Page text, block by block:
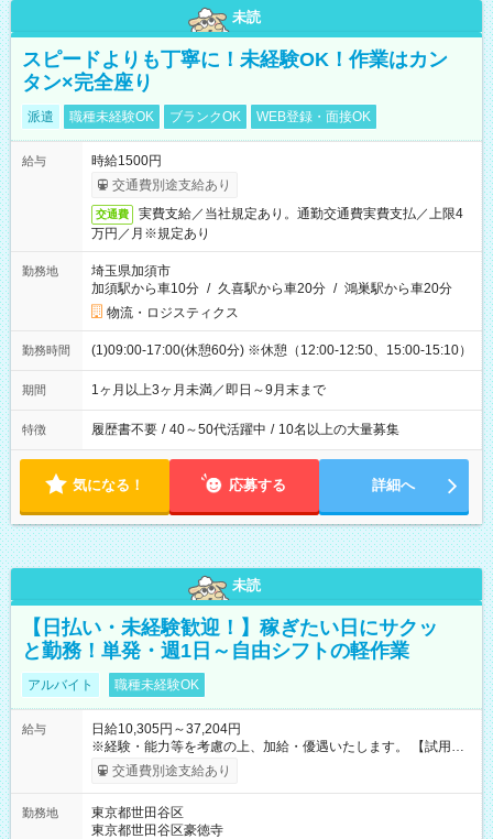
未読
スピードよりも丁寧に！未経験OK！作業はカン
タン×完全座り
派遣 職種未経験OK ブランクOK WEB登録・面接OK
給与
時給1500円
交通費別途支給あり
交通費
実費支給／当社規定あり。通勤交通費実費支払／上限4
万円／月※規定あり
勤務地
埼玉県加須市
加須駅から車10分 / 久喜駅から車20分 / 鴻巣駅から車20分
物流・ロジスティクス
勤務時間 (1)09:00-17:00(休憩60分) ※休憩（12:00-12:50、15:00-15:10）
期間 1ヶ月以上3ヶ月未満／即日～9月末まで
特徴 履歴書不要 / 40～50代活躍中 / 10名以上の大量募集
気になる！ 応募する 詳細へ
未読
【日払い・未経験歓迎！】稼ぎたい日にサクッ
と勤務！単発・週1日～自由シフトの軽作業
アルバイト 職種未経験OK
給与
日給10,305円～37,204円
※経験・能力等を考慮の上、加給・優遇いたします。 【試用期
間】試用期間なし
交通費別途支給あり
勤務地
東京都世田谷区
東京都世田谷区豪徳寺